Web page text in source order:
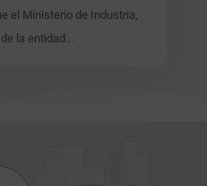
el Ministerio de Industria,
la entidad...